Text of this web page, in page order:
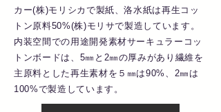
カー(株)モリシカで製紙、洛水紙は再生コッ
トン原料50%(株)モリサで製造しています。
内装空間での用途開発素材サーキュラーコッ
トンボードは、5㎜と2㎜の厚みがあり繊維を
主原料とした再生素材を５㎜は90%、2㎜は
100%で製造しています。